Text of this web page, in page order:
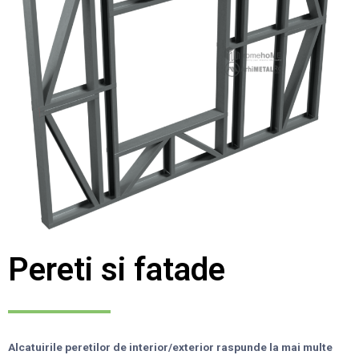
Pereti si fatade
Alcatuirile peretilor de interior/exterior raspunde la mai multe